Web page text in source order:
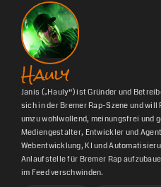
Hauly
Janis („Hauly“) ist Gründer und
sich in der Bremer Rap-Szene und will
umzu wohlwollend, meinungsfrei und
Mediengestalter, Entwickler und
Webentwicklung, KI und
Anlaufstelle für Bremer Rap
im Feed verschwinden.